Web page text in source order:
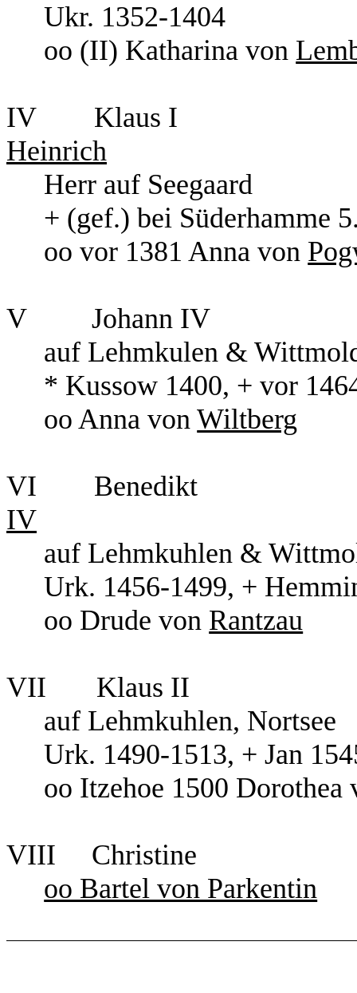
Ukr. 1352-1404
oo (II) Katharina von
IV
Heinrich
Herr auf
+ (gef.) bei
oo vor 1381 Anna von
V
auf Lehmkulen &
* Kussow 1400, + vor
oo Anna vonWiltberg
VI
IV
auf Lehmkuhlen &
Urk. 1456-1499, +
oo Drude von Rantzau
VII Klaus II
auf Lehmkuhlen, Nortsee
Urk. 1490-1513, + Jan
oo Itzehoe 1500
VIII Christine
oo Bartel von Parkentin